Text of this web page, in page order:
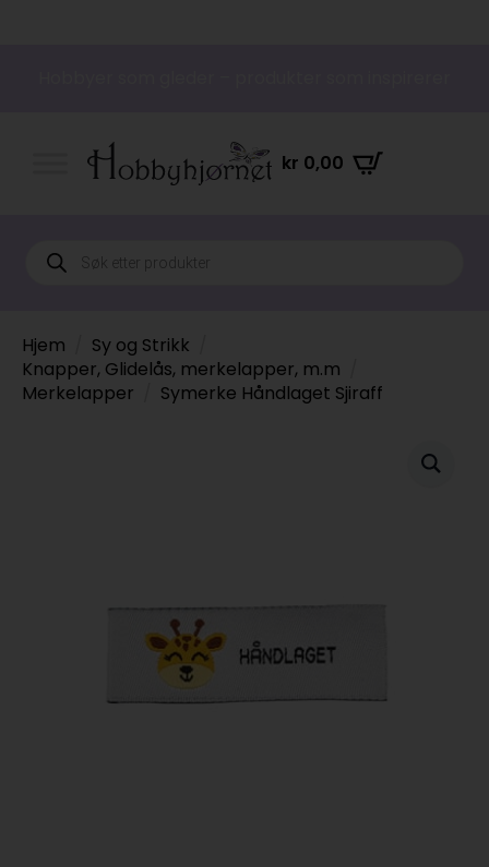
kr 0,00
Products
search
Hjem
Sy og Strikk
Knapper, Glidelås, merkelapper, m.m
Merkelapper
Symerke Håndlaget Sjiraff